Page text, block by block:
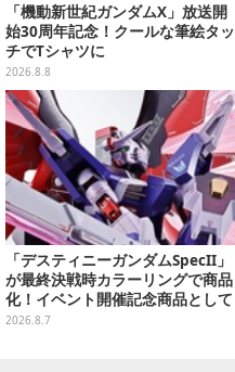
「機動新世紀ガンダムX」放送開
始30周年記念！クールな筆絵タッ
チでTシャツに
2026.8.8
「デスティニーガンダムSpecII」
が最終決戦時カラーリングで商品
化！イベント開催記念商品として
METAL ROBOT魂に新登場
2026.8.7